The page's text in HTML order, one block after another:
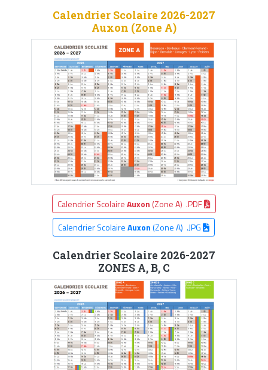
Calendrier Scolaire 2026-2027
Auxon (Zone A)
Calendrier ScolaireAuxon (Zone A) .PDF
Calendrier ScolaireAuxon(Zone A) .JPG
Calendrier Scolaire 2026-2027
ZONES A, B, C